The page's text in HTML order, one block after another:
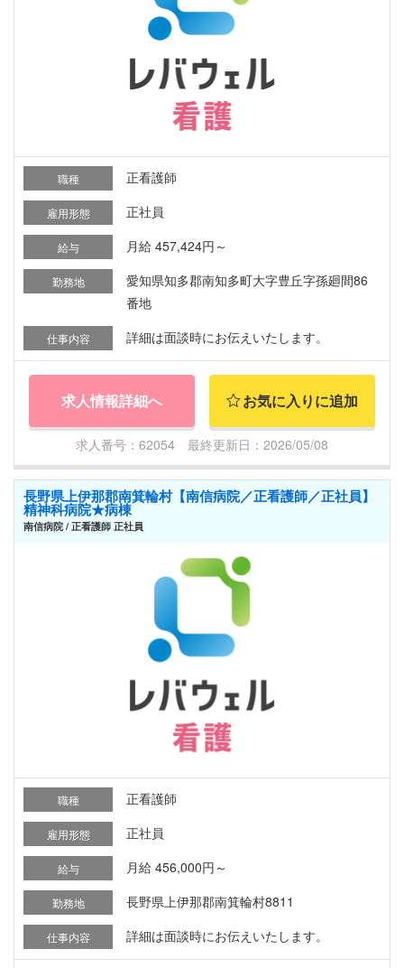
職種 正看護師
雇用形態 正社員
給与 月給 457,424円～
勤務地
愛知県知多郡南知多町大字豊丘字孫廻間86
番地
仕事内容 詳細は面談時にお伝えいたします。
求人情報詳細へ お気に入りに追加
求人番号：62054 最終更新日：2026/05/08
長野県上伊那郡南箕輪村【南信病院／正看護師／正社員】
精神科病院★病棟
南信病院 / 正看護師 正社員
職種 正看護師
雇用形態 正社員
給与 月給 456,000円～
勤務地 長野県上伊那郡南箕輪村8811
仕事内容 詳細は面談時にお伝えいたします。